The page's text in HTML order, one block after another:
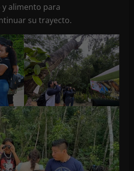
alimento para
su trayecto.